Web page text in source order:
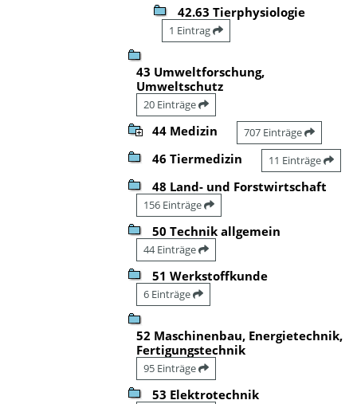
42.63 Tierphysiologie
1 Eintrag
43 Umweltforschung,
Umweltschutz
20 Einträge
44 Medizin 707 Einträge
46 Tiermedizin 11 Einträge
48 Land- und Forstwirtschaft
156 Einträge
50 Technik allgemein
44 Einträge
51 Werkstoffkunde
6 Einträge
52 Maschinenbau, Energietechnik,
Fertigungstechnik
95 Einträge
53 Elektrotechnik